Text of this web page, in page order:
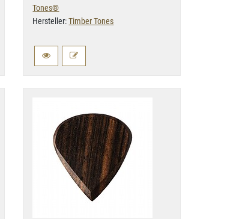
Tones®
Hersteller:Timber Tones